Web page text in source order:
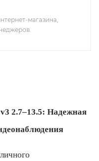
магазина,
2.7–13.5: Надежная